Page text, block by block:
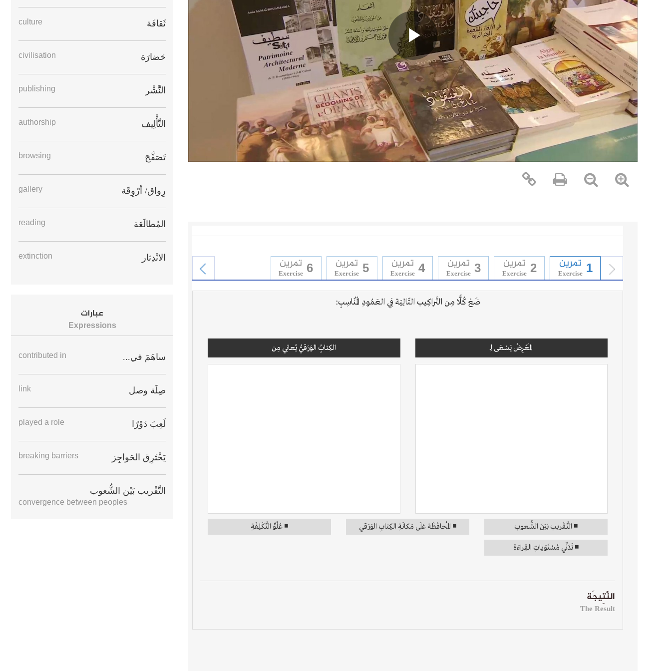
ثَقافَة culture
حَضارَة civilisation
النَّشْر publishing
التَّأْلِيف authorship
تَصَفَّحَ browsing
رِواق/ أرْوِقَة gallery
المُطالَعَة reading
الانْدِثار extinction
عبارات
Expressions
ساهَمَ في... contributed in
صِلَة وصل link
لَعِبَ دَوْرًا played a role
يَخْتَرِق الحَواجِز breaking barriers
التَّقْريب بَيْن الشُّعوب
convergence between peoples